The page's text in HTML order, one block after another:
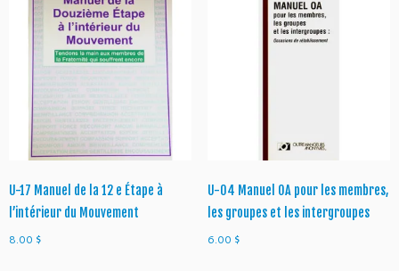
U-17 Manuel de la 12 e Étape à
l’intérieur du Mouvement
8.00 $
U-04 Manuel OA pour les membres,
les groupes et les intergroupes
6.00 $